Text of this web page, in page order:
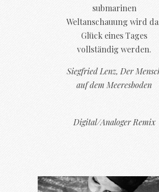
submarinen
Weltanschauung wird
Glück eines Tages
vollständig werden.
Siegfried Lenz, Der
auf dem Meeresboden
Digital/Analoger Remix